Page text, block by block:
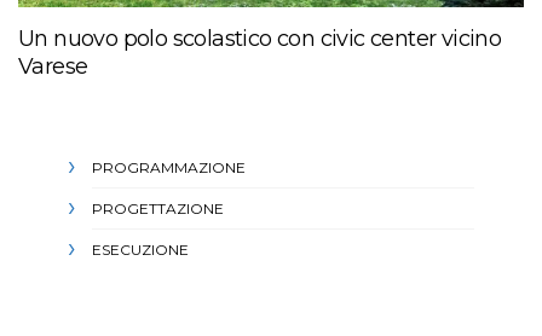
Un nuovo polo scolastico con civic center vicino
Varese
PROGRAMMAZIONE
PROGETTAZIONE
ESECUZIONE